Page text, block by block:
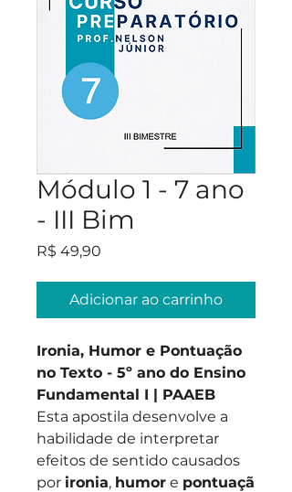
Módulo 1 - 7 ano
- III Bim
R$ 49,90
Adicionar ao carrinho
Ironia, Humor e Pontuação
no Texto - 5º ano do Ensino
Fundamental I | PAAEB
Esta apostila desenvolve a
habilidade de interpretar
efeitos de sentido causados
por ironia, humor e pontuaçã